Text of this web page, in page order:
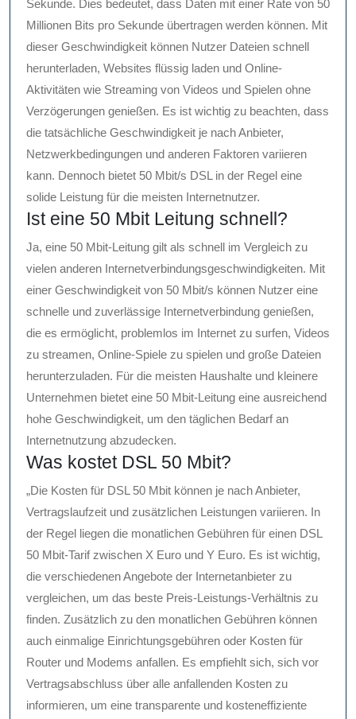
Sekunde. Dies bedeutet, dass Daten mit einer Rate von 50
Millionen Bits pro Sekunde übertragen werden können. Mit
dieser Geschwindigkeit können Nutzer Dateien schnell
herunterladen, Websites flüssig laden und Online-
Aktivitäten wie Streaming von Videos und Spielen ohne
Verzögerungen genießen. Es ist wichtig zu beachten, dass
die tatsächliche Geschwindigkeit je nach Anbieter,
Netzwerkbedingungen und anderen Faktoren variieren
kann. Dennoch bietet 50 Mbit/s DSL in der Regel eine
solide Leistung für die meisten Internetnutzer.
Ist eine 50 Mbit Leitung schnell?
Ja, eine 50 Mbit-Leitung gilt als schnell im Vergleich zu
vielen anderen Internetverbindungsgeschwindigkeiten. Mit
einer Geschwindigkeit von 50 Mbit/s können Nutzer eine
schnelle und zuverlässige Internetverbindung genießen,
die es ermöglicht, problemlos im Internet zu surfen, Videos
zu streamen, Online-Spiele zu spielen und große Dateien
herunterzuladen. Für die meisten Haushalte und kleinere
Unternehmen bietet eine 50 Mbit-Leitung eine ausreichend
hohe Geschwindigkeit, um den täglichen Bedarf an
Internetnutzung abzudecken.
Was kostet DSL 50 Mbit?
„Die Kosten für DSL 50 Mbit können je nach Anbieter,
Vertragslaufzeit und zusätzlichen Leistungen variieren. In
der Regel liegen die monatlichen Gebühren für einen DSL
50 Mbit-Tarif zwischen X Euro und Y Euro. Es ist wichtig,
die verschiedenen Angebote der Internetanbieter zu
vergleichen, um das beste Preis-Leistungs-Verhältnis zu
finden. Zusätzlich zu den monatlichen Gebühren können
auch einmalige Einrichtungsgebühren oder Kosten für
Router und Modems anfallen. Es empfiehlt sich, sich vor
Vertragsabschluss über alle anfallenden Kosten zu
informieren, um eine transparente und kosteneffiziente